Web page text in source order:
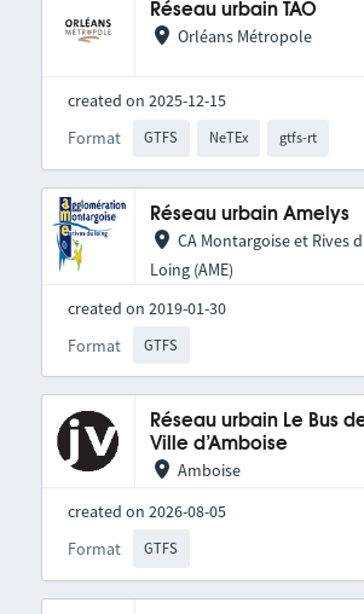
Réseau urbain TAO
Orléans Métropole
created on 2025-12-15
Format
GTFS NeTEx gtfs-rt
Réseau urbain Amelys
CA Montargoise et Rives
Loing (AME)
created on 2019-01-30
Format
GTFS
Réseau urbain Le Bus
Ville d’Amboise
Amboise
created on 2026-08-05
Format
GTFS